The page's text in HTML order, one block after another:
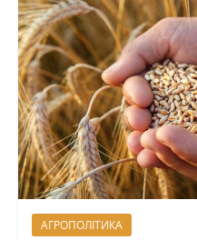
АГРОПОЛІТИКА